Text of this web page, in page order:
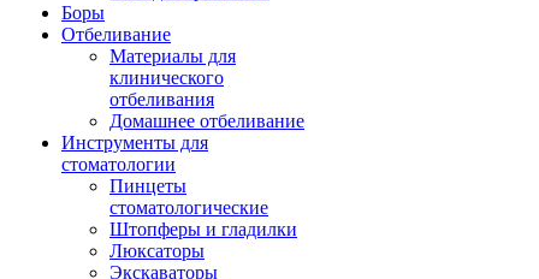
Боры
Отбеливание
Материалы для
клинического
отбеливания
Домашнее отбеливание
Инструменты для
стоматологии
Пинцеты
стоматологические
Штопферы и гладилки
Люксаторы
Экскаваторы